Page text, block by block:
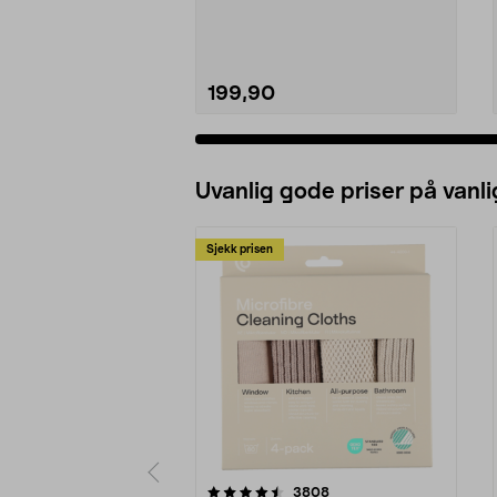
199,90
Uvanlig gode priser på
Sjekk prisen
3808anmeldelser
4.5av 5 stjerner